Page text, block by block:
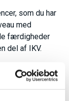
som du har
med
færdigheder
del af IKV.
hvor de er